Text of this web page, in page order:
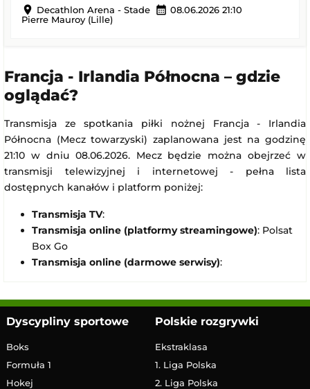
location_on Decathlon Arena - Stade
Pierre Mauroy (Lille)
calendar_month 08.06.2026 21:10
Francja - Irlandia Północna – gdzie
oglądać?
Transmisja ze spotkania piłki nożnej Francja - Irlandia
Północna (Mecz towarzyski) zaplanowana jest na godzinę
21:10 w dniu 08.06.2026. Mecz będzie można obejrzeć w
transmisji telewizyjnej i internetowej - pełna lista
dostępnych kanałów i platform poniżej:
Transmisja TV:
Transmisja online (platformy streamingowe): Polsat
Box Go
Transmisja online (darmowe serwisy):
Dyscypliny sportowe
Boks
Formuła 1
Hokej
Polskie rozgrywki
Ekstraklasa
1. Liga Polska
2. Liga Polska